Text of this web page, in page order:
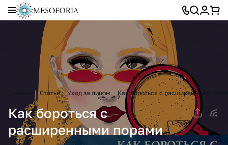
Статьи Уход за лицом Как бороться с расширенными
Как бороться с
расширенными порами